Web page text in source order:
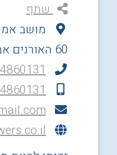
מושב
60 האורנים
שתף